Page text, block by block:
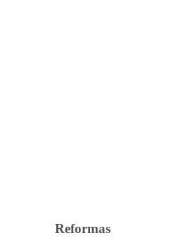
Reformas